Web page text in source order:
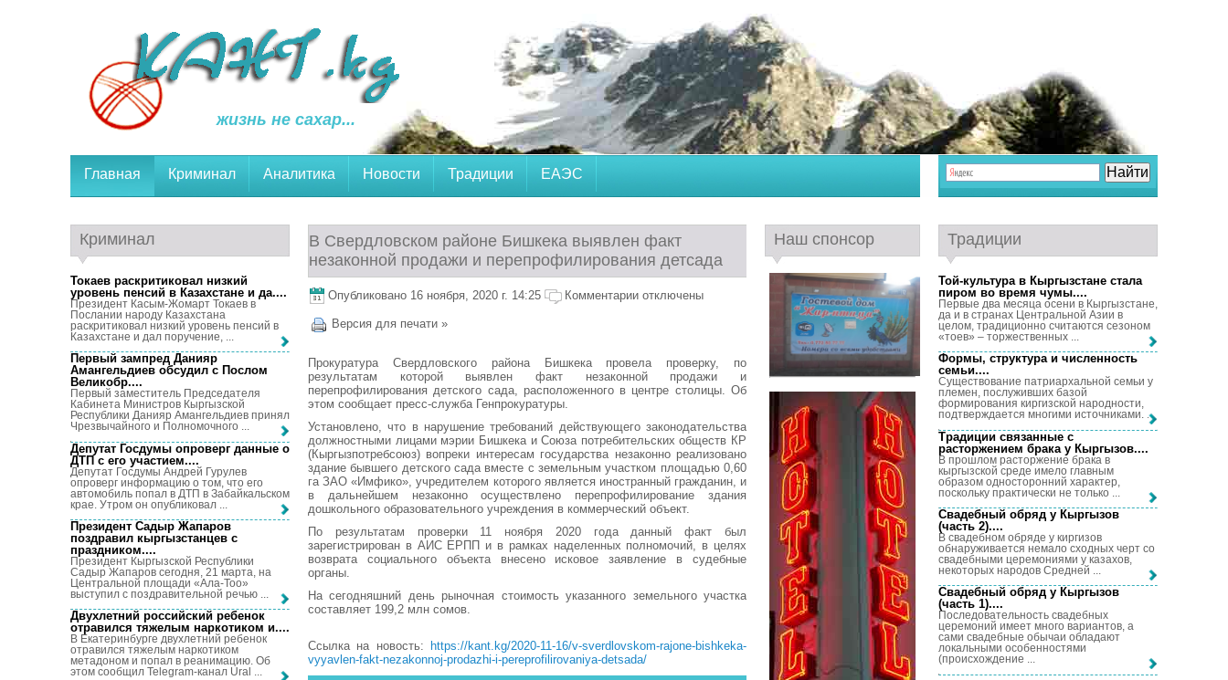
жизнь не сахар...
Главная Криминал Аналитика Новости Традиции ЕАЭС
В Свердловском районе Бишкека выявлен факт
незаконной продажи и перепрофилирования детсада
Опубликовано 16 ноября, 2020 г. 14:25 Комментарии отключены
Версия для печати »
Прокуратура Свердловского района Бишкека провела проверку, по
результатам которой выявлен факт незаконной продажи и
перепрофилирования детского сада, расположенного в центре столицы. Об
этом сообщает пресс-служба Генпрокуратуры.
Установлено, что в нарушение требований действующего законодательства
должностными лицами мэрии Бишкека и Союза потребительских обществ КР
(Кыргызпотребсоюз) вопреки интересам государства незаконно реализовано
здание бывшего детского сада вместе с земельным участком площадью 0,60
га ЗАО «Имфико», учредителем которого является иностранный гражданин, и
в дальнейшем незаконно осуществлено перепрофилирование здания
дошкольного образовательного учреждения в коммерческий объект.
По результатам проверки 11 ноября 2020 года данный факт был
зарегистрирован в АИС ЕРПП и в рамках наделенных полномочий, в целях
возврата социального объекта внесено исковое заявление в судебные
органы.
На сегодняшний день рыночная стоимость указанного земельного участка
составляет 199,2 млн сомов.
Ссылка на новость:
https://kant.kg/2020-11-16/v-sverdlovskom-rajone-bishkeka-
vyyavlen-fakt-nezakonnoj-prodazhi-i-pereprofilirovaniya-detsada/
Криминал
Токаев раскритиковал низкий
уровень пенсий в Казахстане и да....
Президент Касым-Жомарт Токаев в
Послании народу Казахстана
раскритиковал низкий уровень пенсий в
Казахстане и дал поручение, ...
Первый зампред Данияр
Амангельдиев обсудил с Послом
Великобр....
Первый заместитель Председателя
Кабинета Министров Кыргызской
Республики Данияр Амангельдиев принял
Чрезвычайного и Полномочного ...
Депутат Госдумы опроверг данные о
ДТП с его участием....
Депутат Госдумы Андрей Гурулев
опроверг информацию о том, что его
автомобиль попал в ДТП в Забайкальском
крае. Утром он опубликовал ...
Президент Садыр Жапаров
поздравил кыргызстанцев с
праздником....
Президент Кыргызской Республики
Садыр Жапаров сегодня, 21 марта, на
Центральной площади «Ала-Тоо»
выступил с поздравительной речью ...
Двухлетний российский ребенок
отравился тяжелым наркотиком и....
В Екатеринбурге двухлетний ребенок
отравился тяжелым наркотиком
метадоном и попал в реанимацию. Об
этом сообщил Telegram-канал Ural ...
Наш спонсор Традиции
Той-культура в Кыргызстане стала
пиром во время чумы....
Первые два месяца осени в Кыргызстане,
да и в странах Центральной Азии в
целом, традиционно считаются сезоном
«тоев» – торжественных ...
Формы, структура и численность
семьи....
Существование патриархальной семьи у
племен, послуживших базой
формирования киргизской народности,
подтверждается многими источниками. ...
Традиции связанные с
расторжением брака у Кыргызов....
В прошлом расторжение брака в
кыргызской среде имело главным
образом односторонний характер,
поскольку практически не только ...
Свадебный обряд у Кыргызов
(часть 2)....
В свадебном обряде у киргизов
обнаруживается немало сходных черт со
свадебными церемониями у казахов,
некоторых народов Средней ...
Свадебный обряд у Кыргызов
(часть 1)....
Последовательность свадебных
церемоний имеет много вариантов, а
сами свадебные обычаи обладают
локальными особенностями
(происхождение ...